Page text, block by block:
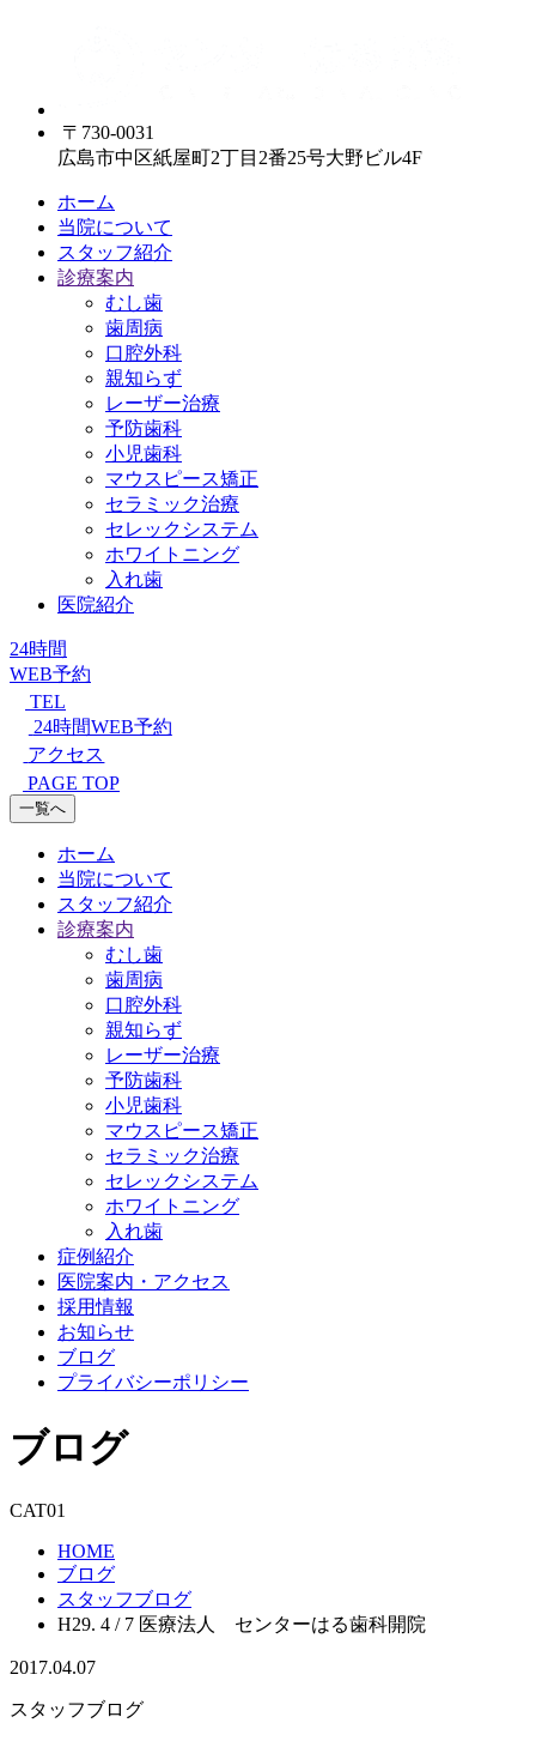
〒730-0031
広島市中区紙屋町2丁目2番25号大野ビル4F
ホーム
当院について
スタッフ紹介
診療案内
むし歯
歯周病
口腔外科
親知らず
レーザー治療
予防歯科
小児歯科
マウスピース矯正
セラミック治療
セレックシステム
ホワイトニング
入れ歯
医院紹介
24時間
WEB予約
TEL
24時間WEB予約
アクセス
PAGE TOP
一覧へ
ホーム
当院について
スタッフ紹介
診療案内
むし歯
歯周病
口腔外科
親知らず
レーザー治療
予防歯科
小児歯科
マウスピース矯正
セラミック治療
セレックシステム
ホワイトニング
入れ歯
症例紹介
医院案内・アクセス
採用情報
お知らせ
ブログ
プライバシーポリシー
ブログ
CAT01
HOME
ブログ
スタッフブログ
H29. 4 / 7 医療法人 センターはる歯科開院
2017.04.07
スタッフブログ